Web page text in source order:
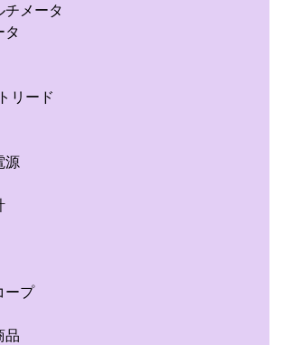
チメータ
タ
リード
源
ープ
品